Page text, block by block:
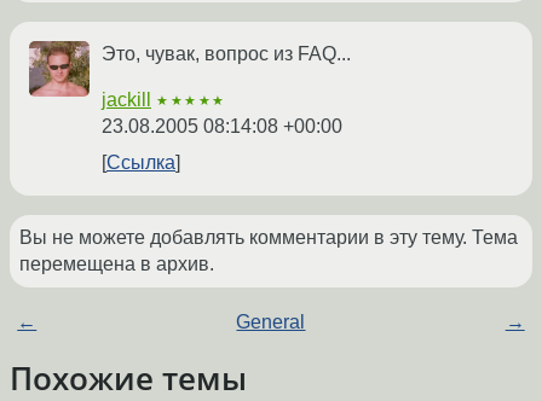
Это, чувак, вопрос из FAQ...
jackill ★★★★★
23.08.2005 08:14:08 +00:00
Ссылка
Вы не можете добавлять комментарии в эту тему. Тема
перемещена в архив.
← General →
Похожие темы